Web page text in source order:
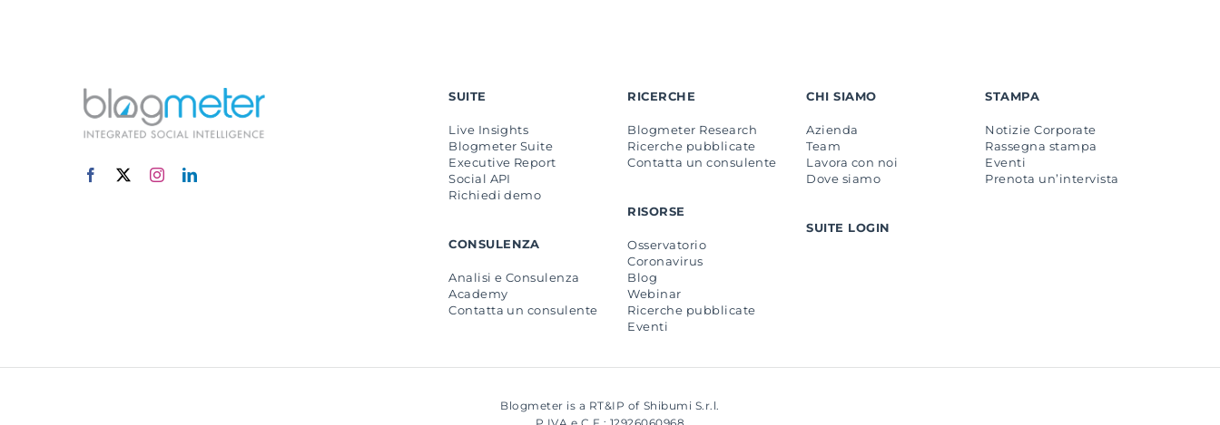
SUITE
Live Insights
Blogmeter Suite
Executive Report
Social API
Richiedi demo
CONSULENZA
Analisi e Consulenza
Academy
Contatta un consulente
RICERCHE
Blogmeter Research
Ricerche pubblicate
Contatta un consulente
RISORSE
Osservatorio
Coronavirus
Blog
Webinar
Ricerche pubblicate
Eventi
CHI SIAMO
Azienda
Team
Lavora con noi
Dove siamo
SUITE LOGIN
STAMPA
Notizie Corporate
Rassegna stampa
Eventi
Prenota un’intervista
Blogmeter is a RT&IP of Shibumi S.r.l.